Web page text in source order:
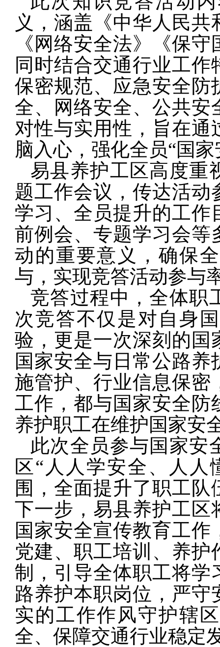
义，涵盖《中华人民
《网络安全法》《保
同时结合交通行业工
保密规范、应急安全防
全、网络安全、公共
对性与实用性，旨在
脑入心，强化全员“国
易县养护工区高度重
题工作会议，传达活
学习、全员提升的工
前例会、专题学习会等
动的重要意义，确保
与，实现竞答活动参与
竞答过程中，全体职
次竞答不仅是对自身
验，更是一次深刻的国
国家安全与日常公路
施管护、行业信息保密
工作，都与国家安全防
养护职工在维护国家安
此次全员参与国家安
区“人人学安全、人人
围，全面提升了职工
下一步，易县养护工区
国家安全宣传教育工
党建、职工培训、养
制，引导全体职工将学
路养护本职岗位，严
实的工作作风守护辖
全、保障交通行业稳定